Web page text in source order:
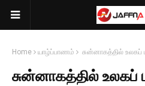
Home யாழ்ப்பாணம் சுன்னாகத்தில் உலகப்
சுன்னாகத்தில் உலகப்